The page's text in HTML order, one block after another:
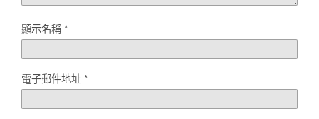
顯示名稱*
電子郵件地址*